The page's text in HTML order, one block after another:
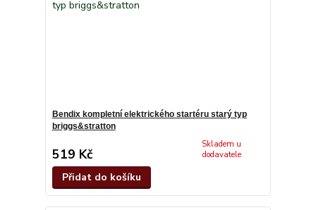
Bendix kompletní elektrického startéru starý typ
briggs&stratton
519 Kč
Skladem u
dodavatele
Přidat do košíku